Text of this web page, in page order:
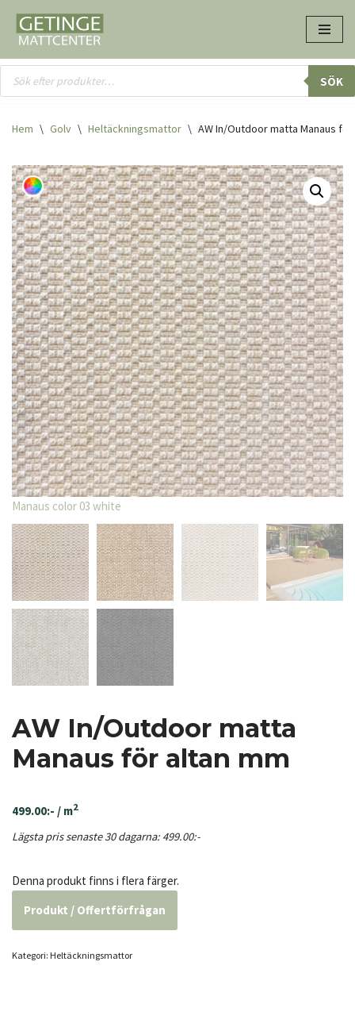
Hoppa
till
innehåll
SÖK
Hem \ Golv \ Heltäcknings­mattor \ AW In/Outdoor matta Manaus
Manaus color 03 white
AW In/Outdoor matta
Manaus för altan mm
499.00:- / m2
Lägsta pris senaste 30 dagarna: 499.00:-
Denna produkt finns i flera färger.
Produkt / Offertförfrågan
Kategori: Heltäcknings­mattor